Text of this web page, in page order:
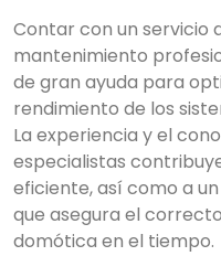
Contar con un servicio
mantenimiento
de gran ayuda para
rendimiento de los
La experiencia y el
especialistas
eficiente, así como a
que asegura el
domótica en el tiempo.